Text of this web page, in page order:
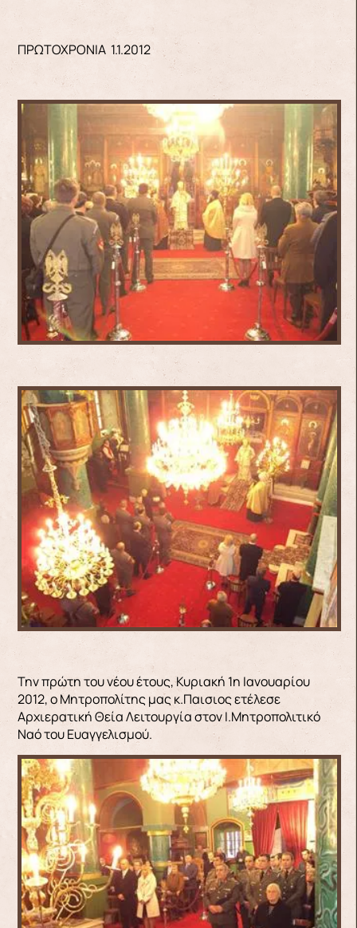
ΠΡΩΤΟΧΡΟΝΙΑ 1.1.2012
Την πρώτη του νέου έτους, Κυριακή 1η Ιανουαρίου
2012, ο Μητροπολίτης μας κ.Παισιος ετέλεσε
Αρχιερατική Θεία Λειτουργία στον Ι.Μητροπολιτικό
Ναό του Ευαγγελισμού.